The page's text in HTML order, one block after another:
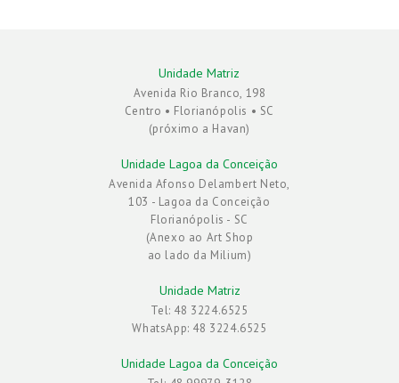
Unidade Matriz
Avenida Rio Branco, 198
Centro • Florianópolis • SC
(próximo a Havan)
Unidade Lagoa da Conceição
Avenida Afonso Delambert Neto,
103 - Lagoa da Conceição
Florianópolis - SC
(Anexo ao Art Shop
ao lado da Milium)
Unidade Matriz
Tel: 48 3224.6525
WhatsApp: 48 3224.6525
Unidade Lagoa da Conceição